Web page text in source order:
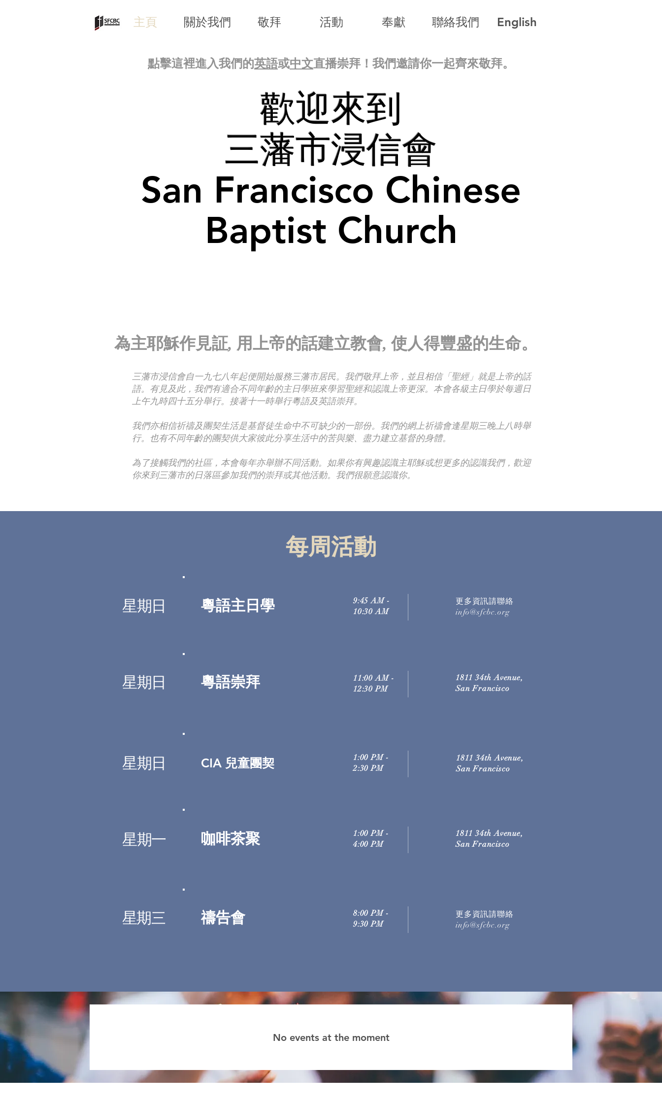
主頁 關於我們 敬拜 活動 奉獻 聯絡我們 English
點擊這裡進入我們的英語或中文直播崇拜！我們邀請你一起齊來敬拜。
歡迎來到
三藩市浸信會
San Francisco Chinese
Baptist Church
為主耶穌作見証, 用上帝的話建立教會, 使人得豐盛的生命。
三藩市浸信會自一九七八年起便開始服務三藩市居民。我們敬拜上帝，並且相信「聖經」就是上帝的話
語。有見及此，我們有適合不同年齡的主日學班來學習聖經和認識上帝更深。本會各級主日學於每週日
上午九時四十五分舉行。接著十一時舉行粵語及英語崇拜。
我們亦相信祈禱及團契生活是基督徒生命中不可缺少的一部份。我們的網上祈禱會逢星期三晚上八時舉
行。也有不同年齡的團契供大家彼此分享生活中的苦與樂、盡力建立基督的身體。
為了接觸我們的社區，本會每年亦舉辦不同活動。如果你有興趣認識主耶穌或想更多的認識我們，歡迎
你來到三藩市的日落區參加我們的崇拜或其他活動。我們很願意認識你。
每周活動
星期日 粵語主日學
9:45 AM -
10:30 AM
更多資訊請聯絡
info@sfcbc.org
星期日 粵語崇拜
11:00 AM -
12:30 PM
1811 34th Avenue,
San Francisco
星期日 CIA 兒童團契
1:00 PM -
2:30 PM
1811 34th Avenue,
San Francisco
星期一 咖啡茶聚
1:00 PM -
4:00 PM
1811 34th Avenue,
San Francisco
星期三 禱告會
8:00 PM -
9:30 PM
更多資訊請聯絡
info@sfcbc.org
No events at the moment